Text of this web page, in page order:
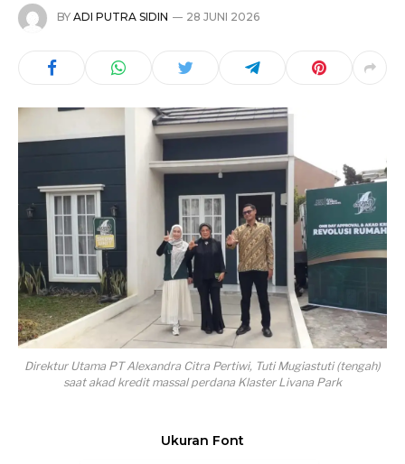
BY ADI PUTRA SIDIN 28 JUNI 2026
Direktur Utama PT Alexandra Citra Pertiwi, Tuti Mugiastuti (tengah)
saat akad kredit massal perdana Klaster Livana Park
Ukuran Font